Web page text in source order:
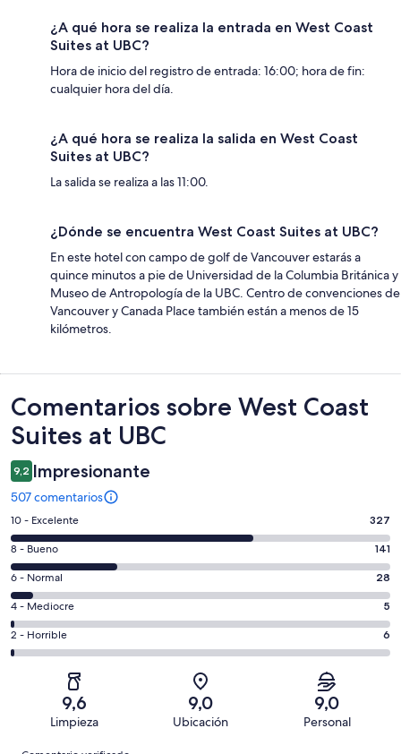
¿A qué hora se realiza la entrada en West Coast
Suites at UBC?
Hora de inicio del registro de entrada: 16:00; hora de fin:
cualquier hora del día.
¿A qué hora se realiza la salida en West Coast
Suites at UBC?
La salida se realiza a las 11:00.
¿Dónde se encuentra West Coast Suites at UBC?
En este hotel con campo de golf de Vancouver estarás a
quince minutos a pie de Universidad de la Columbia Británica y
Museo de Antropología de la UBC. Centro de convenciones de
Vancouver y Canada Place también están a menos de 15
kilómetros.
Comentarios
Comentarios sobre West Coast
Suites at UBC
9,2 Impresionante
507 comentarios
327
comentarios
de
un
total
de
507
con
puntuación
10 - Excelente 327
141
comentarios
de
un
total
de
puntuación
8 - Bueno 141
28
comentarios
de
un
total
puntuación
6 - Normal 28
5
comentarios
de
4 - Mediocre 5
6
comentarios
507
2 - Horrible 6
9,6
Limpieza
9,0
Ubicación
9,0
Personal